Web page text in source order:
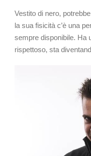
Vestito di nero,
la sua fisicità c’è una
sempre disponibile. Ha
rispettoso, sta